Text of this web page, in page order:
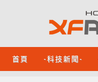
首頁 -科技新聞-